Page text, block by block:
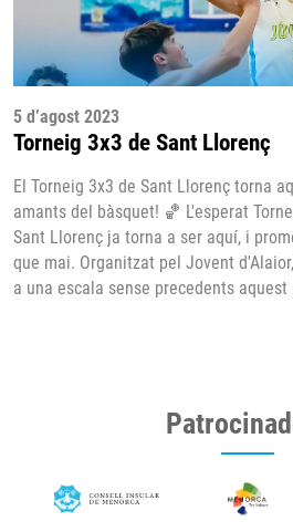
5 d’agost 2023
Torneig 3x3 de Sant Llorenç
El Torneig 3x3 de Sant Llorenç torna
amants del bàsquet! 🏀 L'esperat
Sant Llorenç ja torna a ser aquí, i
que mai. Organitzat pel Jovent
a una escala sense precedents aquest